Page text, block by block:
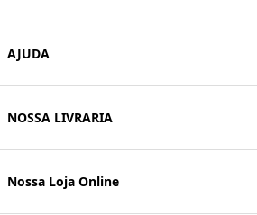
AJUDA
NOSSA LIVRARIA
Nossa Loja Online